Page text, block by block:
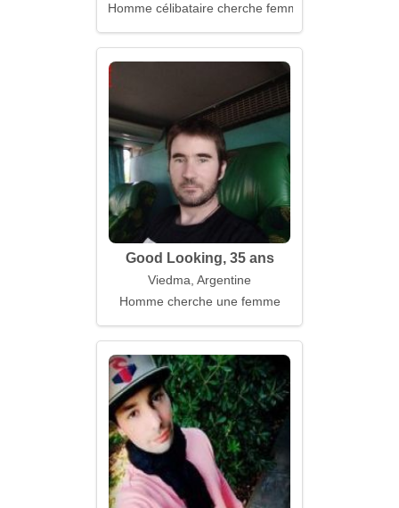
Homme célibataire cherche femme
Good Looking, 35 ans
Viedma, Argentine
Homme cherche une femme